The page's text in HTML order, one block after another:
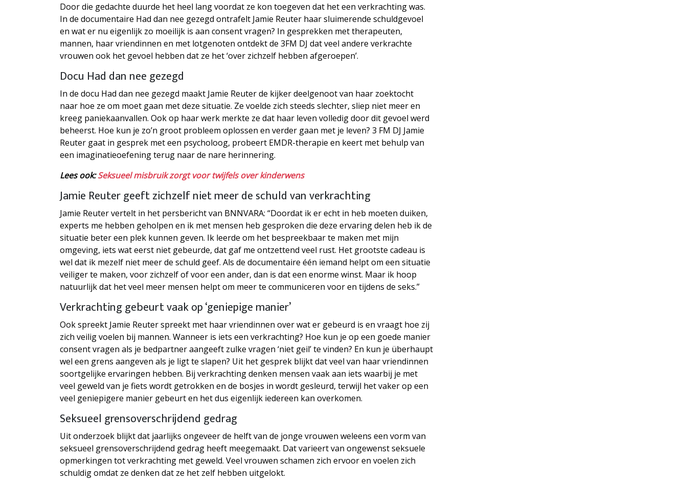
Door die gedachte duurde het heel lang voordat ze kon toegeven dat het een verkrachting was.
In de documentaire Had dan nee gezegd ontrafelt Jamie Reuter haar sluimerende schuldgevoel
en wat er nu eigenlijk zo moeilijk is aan consent vragen? In gesprekken met therapeuten,
mannen, haar vriendinnen en met lotgenoten ontdekt de 3FM DJ dat veel andere verkrachte
vrouwen ook het gevoel hebben dat ze het ‘over zichzelf hebben afgeroepen’.
Docu Had dan nee gezegd
In de docu Had dan nee gezegd maakt Jamie Reuter de kijker deelgenoot van haar zoektocht
naar hoe ze om moet gaan met deze situatie. Ze voelde zich steeds slechter, sliep niet meer en
kreeg paniekaanvallen. Ook op haar werk merkte ze dat haar leven volledig door dit gevoel werd
beheerst. Hoe kun je zo’n groot probleem oplossen en verder gaan met je leven? 3 FM DJ Jamie
Reuter gaat in gesprek met een psycholoog, probeert EMDR-therapie en keert met behulp van
een imaginatieoefening terug naar de nare herinnering.
Lees ook:Seksueel misbruik zorgt voor twijfels over kinderwens
Jamie Reuter geeft zichzelf niet meer de schuld van verkrachting
Jamie Reuter vertelt in het persbericht van BNNVARA: “Doordat ik er echt in heb moeten duiken,
experts me hebben geholpen en ik met mensen heb gesproken die deze ervaring delen heb ik de
situatie beter een plek kunnen geven. Ik leerde om het bespreekbaar te maken met mijn
omgeving, iets wat eerst niet gebeurde, dat gaf me ontzettend veel rust. Het grootste cadeau is
wel dat ik mezelf niet meer de schuld geef. Als de documentaire één iemand helpt om een situatie
veiliger te maken, voor zichzelf of voor een ander, dan is dat een enorme winst. Maar ik hoop
natuurlijk dat het veel meer mensen helpt om meer te communiceren voor en tijdens de seks.”
Verkrachting gebeurt vaak op ‘geniepige manier’
Ook spreekt Jamie Reuter spreekt met haar vriendinnen over wat er gebeurd is en vraagt hoe zij
zich veilig voelen bij mannen. Wanneer is iets een verkrachting? Hoe kun je op een goede manier
consent vragen als je bedpartner aangeeft zulke vragen ‘niet geil’ te vinden? En kun je überhaupt
wel een grens aangeven als je ligt te slapen? Uit het gesprek blijkt dat veel van haar vriendinnen
soortgelijke ervaringen hebben. Bij verkrachting denken mensen vaak aan iets waarbij je met
veel geweld van je fiets wordt getrokken en de bosjes in wordt gesleurd, terwijl het vaker op een
veel geniepigere manier gebeurt en het dus eigenlijk iedereen kan overkomen.
Seksueel grensoverschrijdend gedrag
Uit onderzoek blijkt dat jaarlijks ongeveer de helft van de jonge vrouwen weleens een vorm van
seksueel grensoverschrijdend gedrag heeft meegemaakt. Dat varieert van ongewenst seksuele
opmerkingen tot verkrachting met geweld. Veel vrouwen schamen zich ervoor en voelen zich
schuldig omdat ze denken dat ze het zelf hebben uitgelokt.